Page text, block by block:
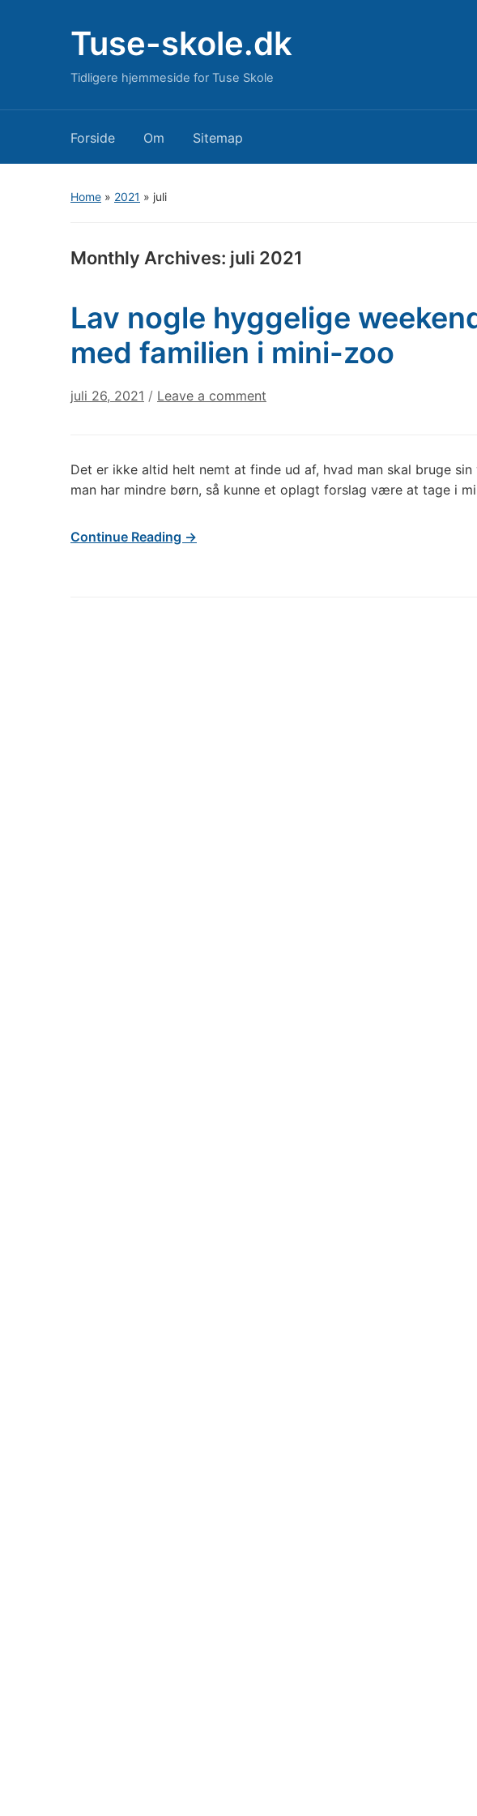
Tuse-skole.dk
Tidligere hjemmeside for Tuse Skole
Forside Om Sitemap
Home » 2021 » juli
Monthly Archives: juli 2021
Lav nogle hyggelige
med familien i mini-zoo
juli 26, 2021 / Leave a comment
Det er ikke altid helt nemt at finde ud af, hvad man skal bruge
man har mindre børn, så kunne et oplagt forslag være at tage i
Continue Reading →